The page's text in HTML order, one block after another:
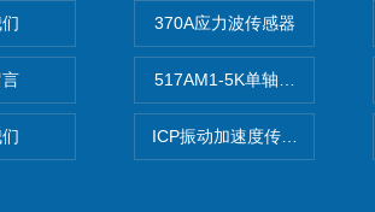
370A应力波传感器
517AM1-5K单轴冲击IEPE加
ICP振动加速度传感器